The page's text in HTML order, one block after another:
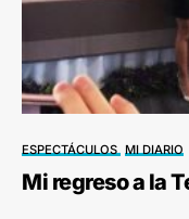
ESPECTÁCULOS MI DIARIO
Mi regreso a la